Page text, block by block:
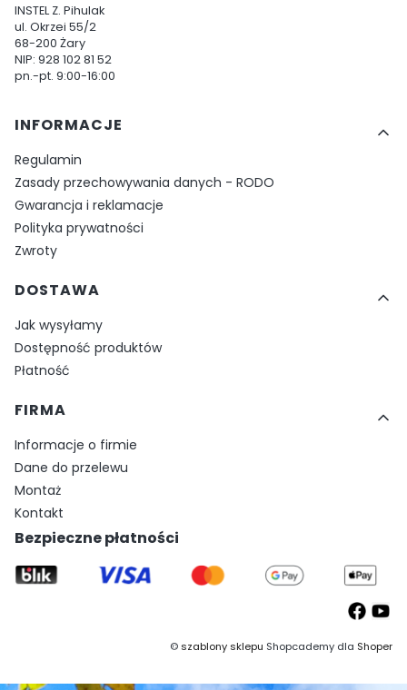
INSTEL Z. Pihulak
ul. Okrzei 55/2
68-200 Żary
NIP: 928 102 81 52
pn.-pt. 9:00-16:00
Linki w stopce
INFORMACJE
Regulamin
Zasady przechowywania danych - RODO
Gwarancja i reklamacje
Polityka prywatności
Zwroty
DOSTAWA
Jak wysyłamy
Dostępność produktów
Płatność
FIRMA
Informacje o firmie
Dane do przelewu
Montaż
Kontakt
Bezpieczne płatności
©szablony sklepu Shopcademy dla Shoper